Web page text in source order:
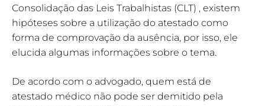
Consolidação das Leis Trabalhistas (CLT) , existem
hipóteses sobre a utilização do atestado como
forma de comprovação da ausência, por isso, ele
elucida algumas informações sobre o tema.
De acordo com o advogado, quem está de
atestado médico não pode ser demitido pela